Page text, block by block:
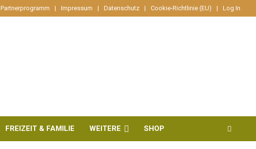
Partnerprogramm Impressum Datenschutz Cookie-Richtlinie (EU) Log In
FREIZEIT & FAMILIE WEITERE SHOP